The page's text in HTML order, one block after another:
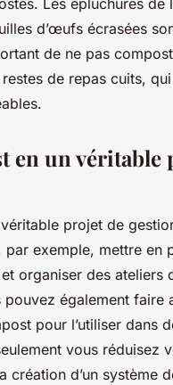
Les épluchures de
d’œufs écrasées
de ne pas
de repas cuits,
en un véritable
projet de
exemple, mettre en
organiser des ateliers
également faire
pour l’utiliser dans
vous réduisez
création d’un système